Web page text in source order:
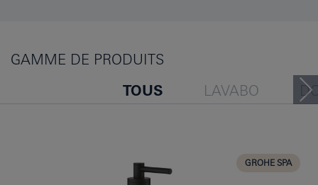
GAMME DE PRODUITS
TOUS LAVABO
GROHE SPA